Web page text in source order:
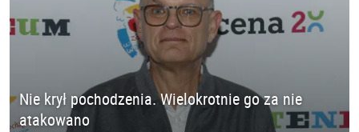
Nie krył pochodzenia. Wielokrotnie go za nie
atakowano